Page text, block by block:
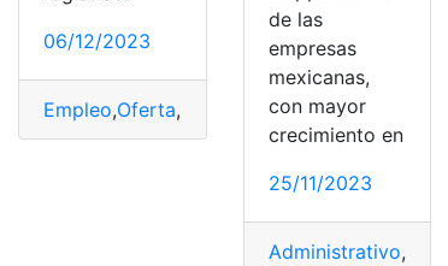
06/12/2023
Empleo,Oferta, Tesalia,Vacantes
de las
empresas
mexicanas,
con mayor
crecimiento en
25/11/2023
Administrativo,